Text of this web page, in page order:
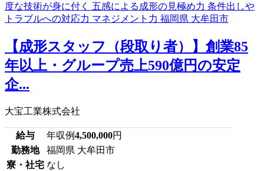
【成形スタッフ（段取り者）】創業85
年以上・グループ売上590億円の安定
企...
大宝工業株式会社
給与 年収例4,500,000円
勤務地
福岡県 大牟田市
寮・社宅 なし